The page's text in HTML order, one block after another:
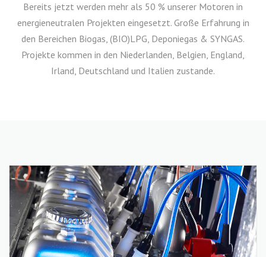
Bereits jetzt werden mehr als 50 % unserer Motoren in
energieneutralen Projekten eingesetzt. Große Erfahrung in
den Bereichen Biogas, (BIO)LPG, Deponiegas & SYNGAS.
Projekte kommen in den Niederlanden, Belgien, England,
Irland, Deutschland und Italien zustande.